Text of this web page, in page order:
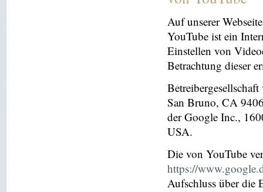
Auf unserer
YouTube ist ein
Einstellen von
Betrachtung dieser
San Bruno, CA
der Google Inc.,
USA.
Die von YouTube
https://
Aufschluss über die